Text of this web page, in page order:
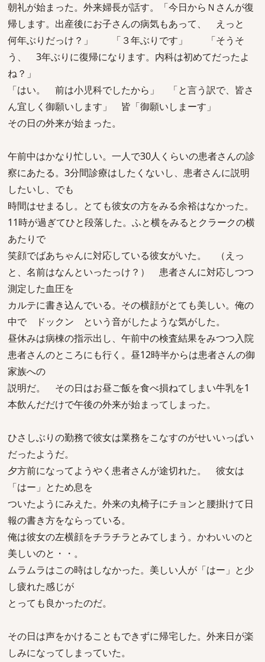
朝礼が始まった。外来婦長が話す。「今日からＮさんが復
帰します。出産後にお子さんの病気もあって、 えっと
何年ぶりだっけ？」 「３年ぶりです」 「そうそ
う、 3年ぶりに復帰になります。内科は初めてだったよ
ね？」
「はい。 前は小児科でしたから」 「と言う訳で、皆さ
ん宜しく御願いします」 皆「御願いしまーす」
その日の外来が始まった。
午前中はかなり忙しい。一人で30人くらいの患者さんの診
察にあたる。3分間診療はしたくないし、患者さんに説明
したいし、でも
時間はせまるし。とても彼女の方をみる余裕はなかった。
11時が過ぎてひと段落した。ふと横をみるとクラークの横
あたりで
笑顔でばあちゃんに対応している彼女がいた。 （えっ
と、名前はなんといったっけ？） 患者さんに対応しつつ
測定した血圧を
カルテに書き込んでいる。その横顔がとても美しい。俺の
中で ドックン という音がしたような気がした。
昼休みは病棟の指示出し、午前中の検査結果をみつつ入院
患者さんのところにも行く。昼12時半からは患者さんの御
家族への
説明だ。 その日はお昼ご飯を食べ損ねてしまい牛乳を1
本飲んだだけで午後の外来が始まってしまった。
ひさしぶりの勤務で彼女は業務をこなすのがせいいっぱい
だったようだ。
夕方前になってようやく患者さんが途切れた。 彼女は
「はー」とため息を
ついたようにみえた。外来の丸椅子にチョンと腰掛けて日
報の書き方をならっている。
俺は彼女の左横顔をチラチラとみてしまう。かわいいのと
美しいのと・・。
ムラムラはこの時はしなかった。美しい人が「はー」と少
し疲れた感じが
とっても良かったのだ。
その日は声をかけることもできずに帰宅した。外来日が楽
しみになってしまっていた。